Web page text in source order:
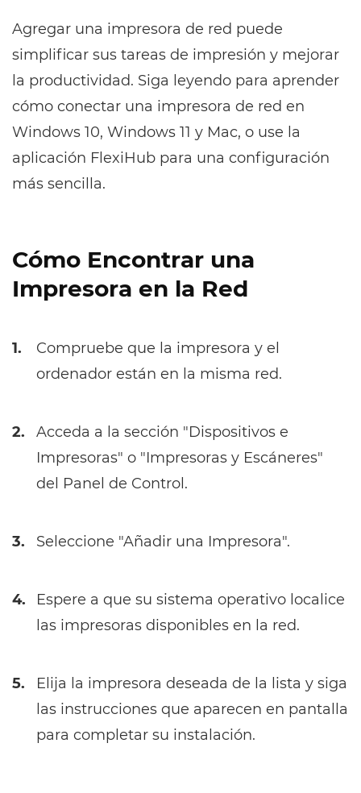
Agregar una impresora de red puede
simplificar sus tareas de impresión y mejorar
la productividad. Siga leyendo para aprender
cómo conectar una impresora de red en
Windows 10, Windows 11 y Mac, o use la
aplicación FlexiHub para una configuración
más sencilla.
Cómo Encontrar una
Impresora en la Red
1.
Compruebe que la impresora y el
ordenador están en la misma red.
2.
Acceda a la sección "Dispositivos e
Impresoras" o "Impresoras y Escáneres"
del Panel de Control.
3. Seleccione "Añadir una Impresora".
4.
Espere a que su sistema operativo localice
las impresoras disponibles en la red.
5.
Elija la impresora deseada de la lista y siga
las instrucciones que aparecen en pantalla
para completar su instalación.